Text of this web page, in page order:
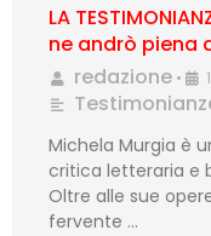
LA
ne andrò piena
redazione •
Michela Murgia è
critica letteraria e
Oltre alle sue
fervente …